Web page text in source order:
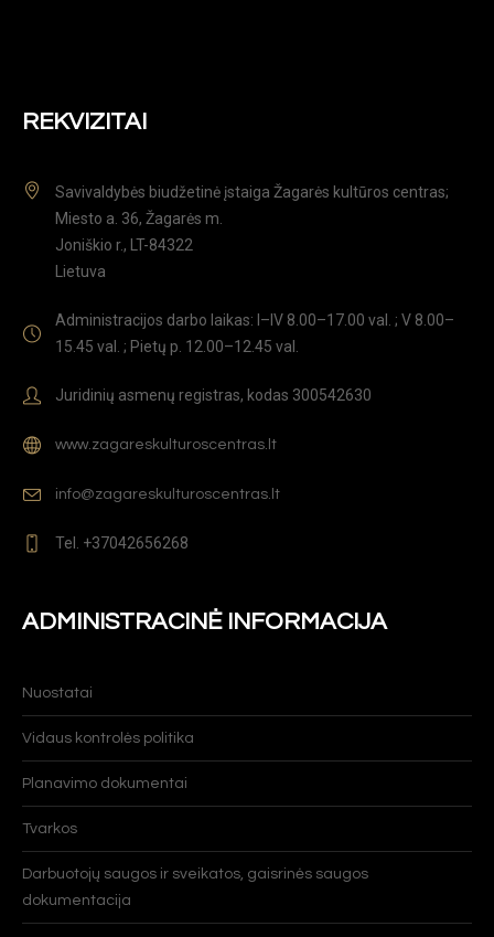
REKVIZITAI
Savivaldybės biudžetinė įstaiga Žagarės kultūros centras;
Miesto a. 36, Žagarės m.
Joniškio r., LT-84322
Lietuva
Administracijos darbo laikas: I–IV 8.00–17.00 val. ; V 8.00–
15.45 val. ; Pietų p. 12.00–12.45 val.
Juridinių asmenų registras, kodas 300542630
www.zagareskulturoscentras.lt
info@zagareskulturoscentras.lt
Tel. +37042656268
ADMINISTRACINĖ INFORMACIJA
Nuostatai
Vidaus kontrolės politika
Planavimo dokumentai
Tvarkos
Darbuotojų saugos ir sveikatos, gaisrinės saugos
dokumentacija